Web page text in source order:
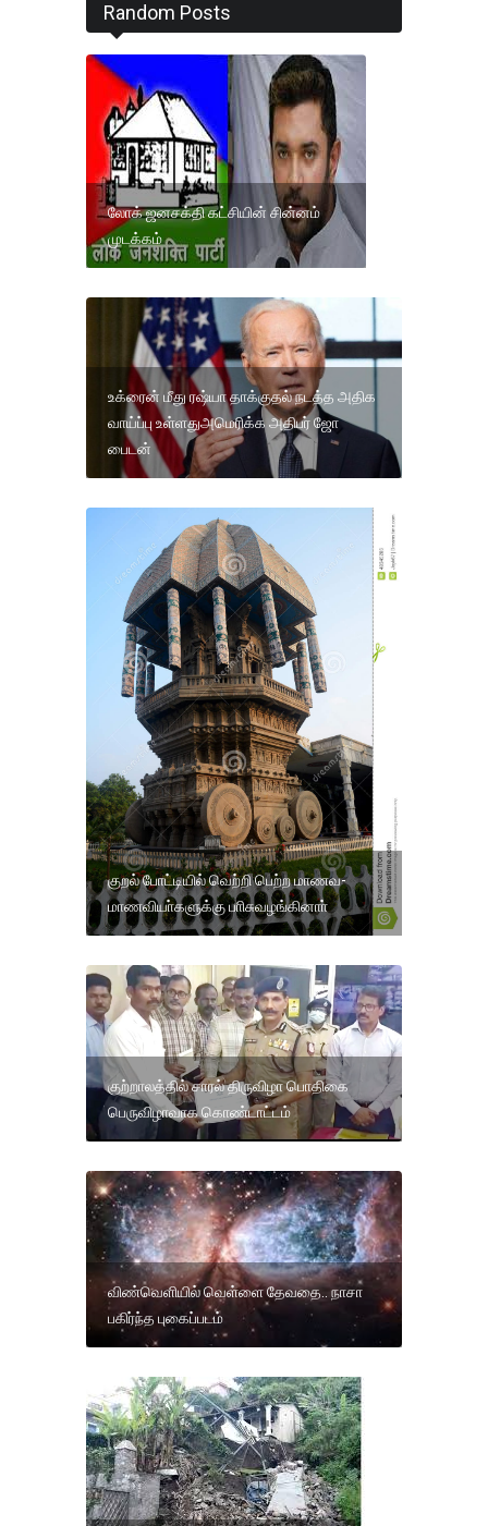
Random Posts
லோக் ஜனசக்தி கட்சியின் சின்னம்
முடக்கம்
உக்ரைன் மீது ரஷ்யா தாக்குதல் நடத்த அதிக
வாய்ப்பு உள்ளதுஅமெரிக்க அதிபர் ஜோ
பைடன்
குறல் போட்டியில் வெற்றி பெற்ற மாணவ-
மாணவியா்களுக்கு பாிசுவழங்கினாா்
குற்றாலத்தில் சாரல் திருவிழா பொதிகை
பெருவிழாவாக கொண்டாட்டம்
விண்வெளியில் வெள்ளை தேவதை.. நாசா
பகிர்ந்த புகைப்படம்